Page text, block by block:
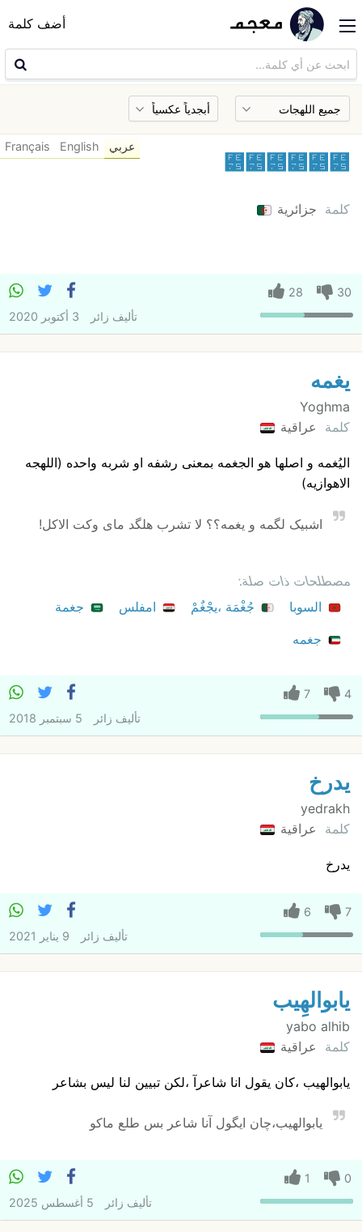
أضف كلمة
﹵﹵﹵﹵﹵﹵
كلمة جزائرية
عربي English
Français
30
28
تأليف زائر 3 أكتوبر 2020
یغمه
Yoghma
كلمة
عراقية
الیُغمه و اصلها هو الجغمه بمعنی رشفه او شربه واحده (اللهجه
الاهوازیه)
اشبیک لگمه و یغمه؟؟ لا تشرب هلگد مای وکت الاکل!
مصطلحات ذات صلة:
السوبا
جُغْمَة ،يجْغٌمْ امفلس
جغمة
جغمه
4
7
تأليف زائر 5 سبتمبر 2018
یدرخ
yedrakh
كلمة
عراقية
یدرخ
7
6
تأليف زائر 9 يناير 2021
یابوالهِیب
yabo alhib
كلمة
عراقية
یابوالهیب ،کان یقول انا شاعرآ ،لکن تبیین لنا لیس بشاعر
یابوالهیب،چان ایگول آنا شاعر بس طلع ماکو
0
1
تأليف زائر 5 أغسطس 2025